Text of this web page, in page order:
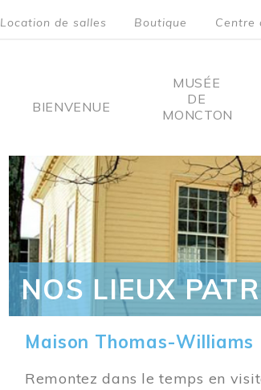
Location de salles Boutique Centre
Main
BIENVENUE
MUSÉE
DE
MONCTON
NOS LIEUX
Maison Thomas-Williams
Remontez dans le temps en